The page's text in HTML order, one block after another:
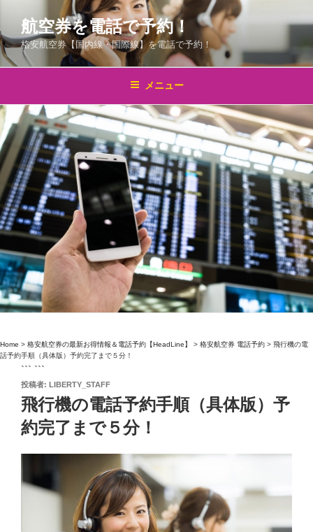
テ
ン
ス
キ
ッ
プ
航空券を電話で予約！
格安航空券【国内線・国際線】を電話で予約！
メニュー
Home > 格安航空券の最新お得情報＆電話予約【HeadLine】 > 格安航空券 電話予約 > 飛行機の電
話予約手順（具体版）予約完了まで５分！
``` ```
投
稿
日:
投稿者: LIBERTY_STAFF
飛行機の電話予約手順（具体版）予
約完了まで５分！